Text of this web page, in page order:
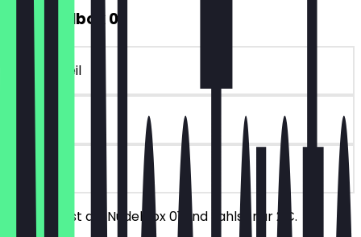
2€ Nudelbox 01
~€ 3 Vorteil
30 Tage
vor Ort
Du bestellst die Nudelbox 01 und zahlst nur 2€.